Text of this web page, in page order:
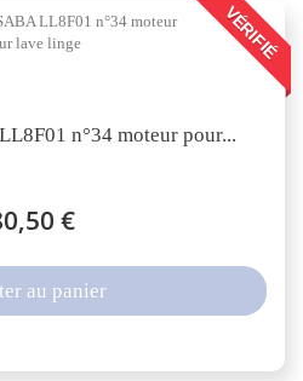
VÉRIFIÉ
n°34 moteur pour...
€
au panier